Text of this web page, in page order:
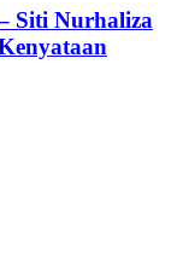
Siti Nurhaliza